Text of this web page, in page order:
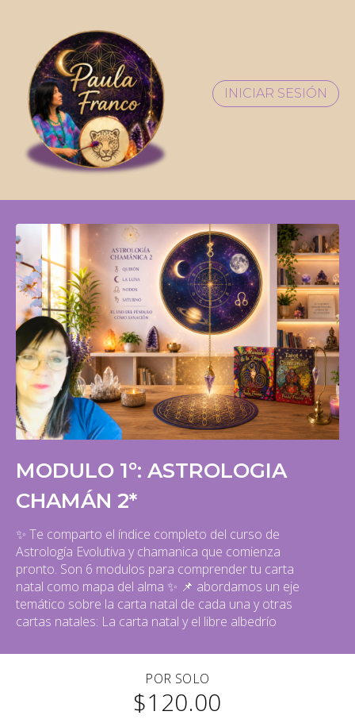
INICIAR SESIÓN
MODULO 1º: ASTROLOGIA
CHAMÁN 2*
✨ Te comparto el índice completo del curso de
Astrología Evolutiva y chamanica que comienza
pronto. Son 6 modulos para comprender tu carta
natal como mapa del alma ✨ 📌 abordamos un eje
temático sobre la carta natal de cada una y otras
cartas natales: La carta natal y el libre albedrío
POR SOLO
$120.00